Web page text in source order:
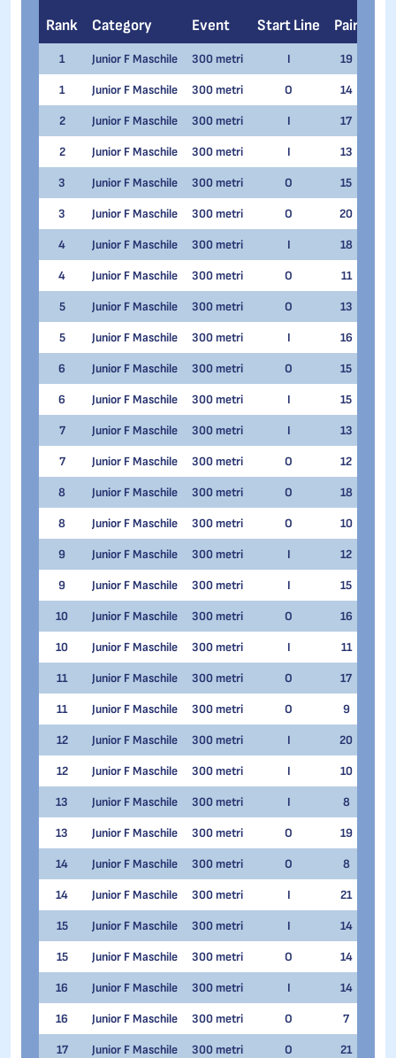
Rank
Category Event Start Line Pair
1 Junior F Maschile 300 metri I 19
1 Junior F Maschile 300 metri O 14
2 Junior F Maschile 300 metri I 17
2 Junior F Maschile 300 metri I 13
3 Junior F Maschile 300 metri O 15
3 Junior F Maschile 300 metri O 20
4 Junior F Maschile 300 metri I 18
4 Junior F Maschile 300 metri O 11
5 Junior F Maschile 300 metri O 13
5 Junior F Maschile 300 metri I 16
6 Junior F Maschile 300 metri O 15
6 Junior F Maschile 300 metri I 15
7 Junior F Maschile 300 metri I 13
7 Junior F Maschile 300 metri O 12
8 Junior F Maschile 300 metri O 18
8 Junior F Maschile 300 metri O 10
9 Junior F Maschile 300 metri I 12
9 Junior F Maschile 300 metri I 15
10 Junior F Maschile 300 metri O 16
10 Junior F Maschile 300 metri I 11
11 Junior F Maschile 300 metri O 17
11 Junior F Maschile 300 metri O 9
12 Junior F Maschile 300 metri I 20
12 Junior F Maschile 300 metri I 10
13 Junior F Maschile 300 metri I 8
13 Junior F Maschile 300 metri O 19
14 Junior F Maschile 300 metri O 8
14 Junior F Maschile 300 metri I 21
15 Junior F Maschile 300 metri I 14
15 Junior F Maschile 300 metri O 14
16 Junior F Maschile 300 metri I 14
16 Junior F Maschile 300 metri O 7
17 Junior F Maschile 300 metri O 21